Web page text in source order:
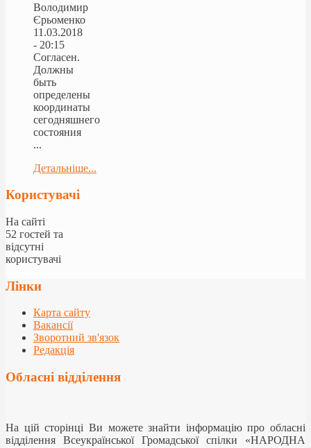
Володимир
Єрьоменко
11.03.2018
- 20:15
Согласен.
Должны
быть
определены
координаты
сегодняшнего
состояния
...
Детальніше...
Користувачі
На сайті
52 гостей та
відсутні
користувачі
Лінки
Карта сайту
Вакансії
Зворотний зв'язок
Редакція
Обласні відділення
На цій сторінці Ви можете знайти інформацію про обласні
відділення Всеукраїнської Громадської спілки «НАРОДНА